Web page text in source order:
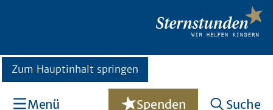
Zum Hauptinhalt springen
Menü Spenden Suche